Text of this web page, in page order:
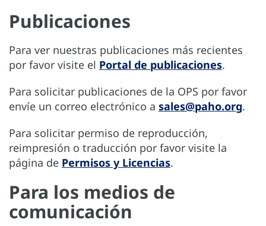
Publicaciones
Para ver nuestras publicaciones más recientes
por favor visite el Portal de publicaciones.
Para solicitar publicaciones de la OPS por favor
envíe un correo electrónico a sales@paho.org.
Para solicitar permiso de reproducción,
reimpresión o traducción por favor visite la
página de Permisos y Licencias.
Para los medios de
comunicación